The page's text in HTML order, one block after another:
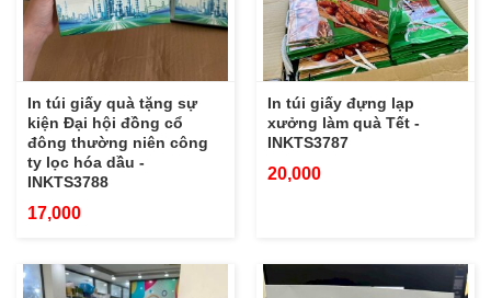
In túi giấy quà tặng sự
kiện Đại hội đồng cổ
đông thường niên công
ty lọc hóa dầu -
INKTS3788
17,000
In túi giấy đựng lạp
xưởng làm quà Tết -
INKTS3787
20,000